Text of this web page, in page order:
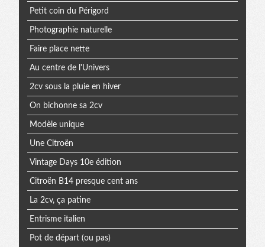
Petit coin du Périgord
Photographie naturelle
Faire place nette
Au centre de l'Univers
2cv sous la pluie en hiver
On bichonne sa 2cv
Modèle unique
Une Citroën
Vintage Days 10e édition
Citroën B14 presque cent ans
La 2cv, ça patine
Entrisme italien
Pot de départ (ou pas)